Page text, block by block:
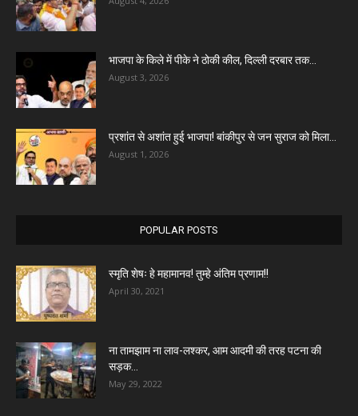
भाजपा के किले में पीके ने ठोकी कील, दिल्ली दरबार तक...
August 3, 2026
प्रशांत से अशांत हुई भाजपा! बांकीपुर से जन सुराज को मिला...
August 1, 2026
POPULAR POSTS
स्मृति शेषः हे महामानव! तुम्हे अंतिम प्रणाम!!
April 30, 2021
ना तामझाम ना लाव-लश्कर, आम आदमी की तरह पटना की
सड़क...
May 29, 2022